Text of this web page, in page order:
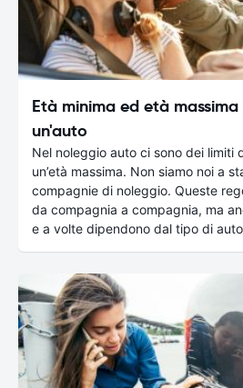
Età minima ed età
un'auto
Nel noleggio auto ci sono dei limiti
un’età massima. Non siamo noi a
compagnie di noleggio. Queste
da compagnia a compagnia, ma
e a volte dipendono dal tipo di